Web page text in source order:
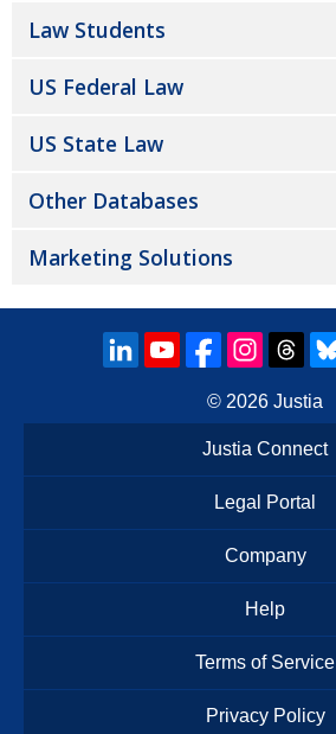
Law Students
US Federal Law
US State Law
Other Databases
Marketing Solutions
© 2026 Justia
Justia Connect
Legal Portal
Company
Help
Terms of Service
Privacy Policy